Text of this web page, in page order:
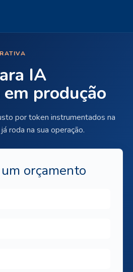
IA
produção
por token instrumentados na
roda na sua operação.
orçamento